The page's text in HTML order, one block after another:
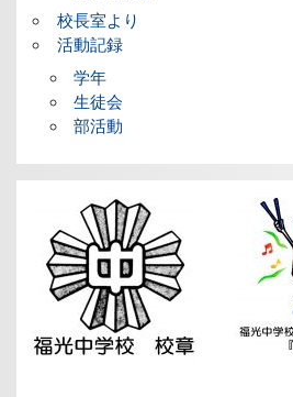
校長室より
活動記録
学年
生徒会
部活動